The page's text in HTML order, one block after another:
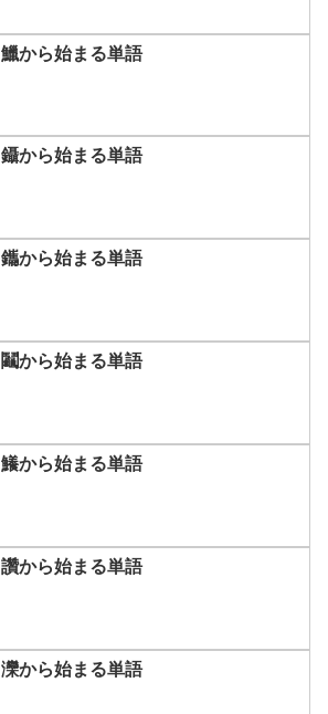
鱲から始まる単語
鑷から始まる単語
鑴から始まる単語
鬮から始まる単語
鱶から始まる単語
讚から始まる単語
灤から始まる単語